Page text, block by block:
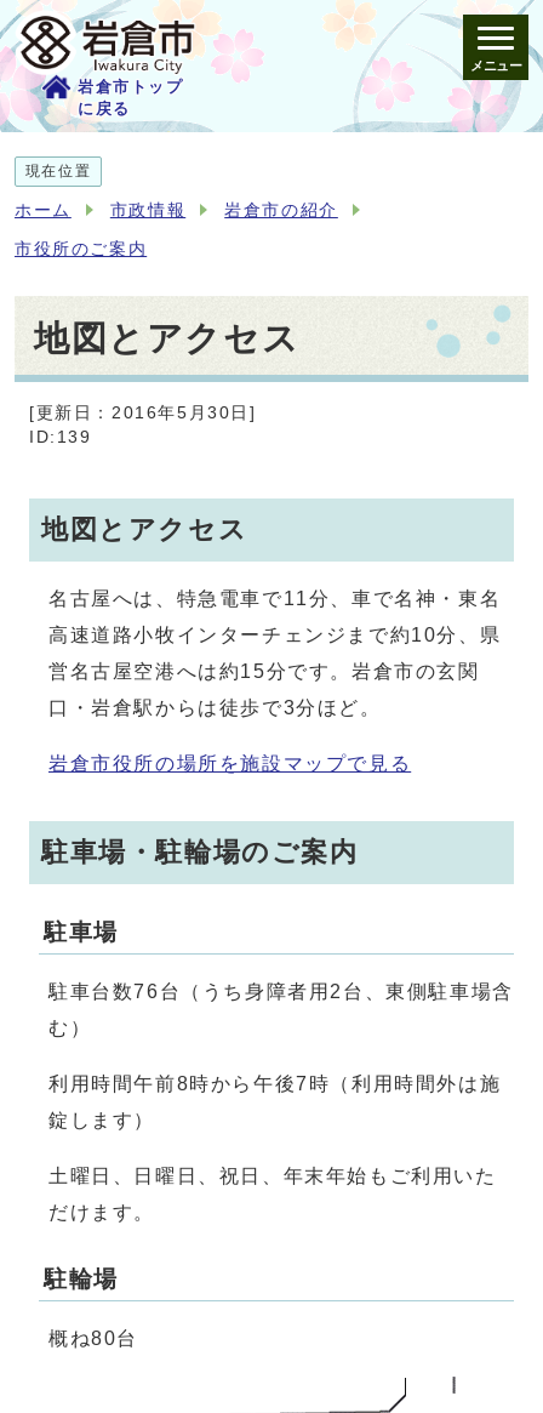
岩倉市トップ
に戻る
メニュー
現在位置
ホーム 市政情報 岩倉市の紹介
市役所のご案内
地図とアクセス
[更新日：2016年5月30日]
ID:139
地図とアクセス
名古屋へは、特急電車で11分、車で名神・東名
高速道路小牧インターチェンジまで約10分、県
営名古屋空港へは約15分です。岩倉市の玄関
口・岩倉駅からは徒歩で3分ほど。
岩倉市役所の場所を施設マップで見る
駐車場・駐輪場のご案内
駐車場
駐車台数76台（うち身障者用2台、東側駐車場含
む）
利用時間午前8時から午後7時（利用時間外は施
錠します）
土曜日、日曜日、祝日、年末年始もご利用いた
だけます。
駐輪場
概ね80台